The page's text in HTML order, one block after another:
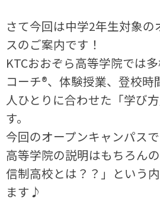
さて今回は中学2年生対象の
スのご案内です！
KTCおおぞら高等学院では
コーチ®、体験授業、登校時
人ひとりに合わせた「学び
す。
今回のオープンキャンパス
高等学院の説明はもちろん
信制高校とは？？」という
ます♪